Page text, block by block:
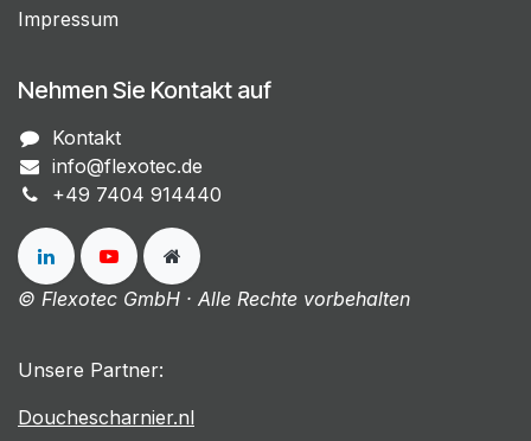
Impressum
Nehmen Sie Kontakt auf
Kontakt
info@flexotec.de
+49 7404 914440
© Flexotec GmbH · Alle Rechte vorbehalten
Unsere Partner:
Douchescharnier.nl